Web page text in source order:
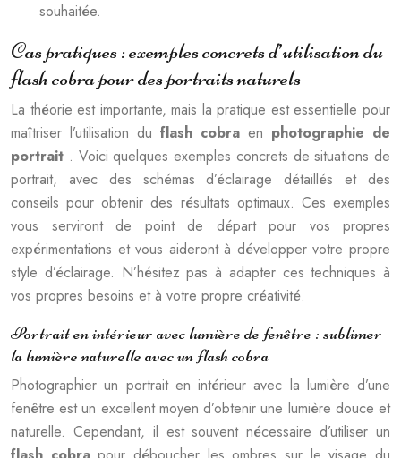
souhaitée.
Cas pratiques : exemples concrets d’utilisation du
flash cobra pour des portraits naturels
La théorie est importante, mais la pratique est essentielle pour
maîtriser l’utilisation du flash cobra en photographie de
portrait . Voici quelques exemples concrets de situations de
portrait, avec des schémas d’éclairage détaillés et des
conseils pour obtenir des résultats optimaux. Ces exemples
vous serviront de point de départ pour vos propres
expérimentations et vous aideront à développer votre propre
style d’éclairage. N’hésitez pas à adapter ces techniques à
vos propres besoins et à votre propre créativité.
Portrait en intérieur avec lumière de fenêtre : sublimer
la lumière naturelle avec un flash cobra
Photographier un portrait en intérieur avec la lumière d’une
fenêtre est un excellent moyen d’obtenir une lumière douce et
naturelle. Cependant, il est souvent nécessaire d’utiliser un